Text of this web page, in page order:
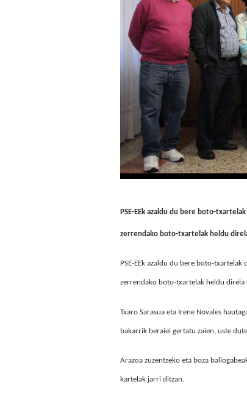
PSE-EEk azaldu du bere boto-
zerrendako boto-txartelak heldu
PSE-EEk azaldu du bere boto-
zerrendako boto-txartelak heldu direla
Txaro Sarasua eta Irene Novales
bakarrik beraiei gertatu zaien, uste
Arazoa zuzentzeko eta boza
kartelak jarri ditzan.